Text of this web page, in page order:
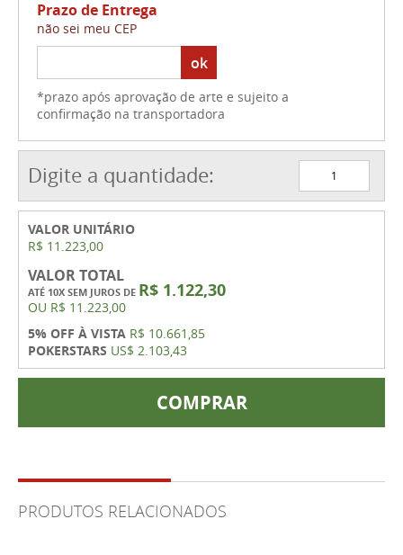
Prazo de Entrega
não sei meu CEP
ok
*prazo após aprovação de arte e sujeito a
confirmação na transportadora
Digite a quantidade:
VALOR UNITÁRIO
R$ 11.223,00
VALOR TOTAL
ATÉ 10X SEM JUROS DE R$ 1.122,30
OU R$ 11.223,00
5% OFF À VISTA R$ 10.661,85
POKERSTARS US$ 2.103,43
COMPRAR
PRODUTOS RELACIONADOS